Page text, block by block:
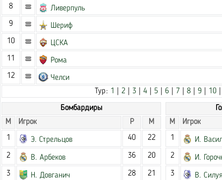
8
Ливерпуль
9
Шериф
10
ЦСКА
11
Рома
12
Челси
Тур: 1 |2 3 |4 5 |6 7 |8 |9 10
Бомбардиры
М
Игрок Р
М
1
Э. Стрельцов 40 22
2 В. Арбеков 36 20
3 Н. Довганич 28 21
М
Игрок
1
И.
2
И.
3
В.